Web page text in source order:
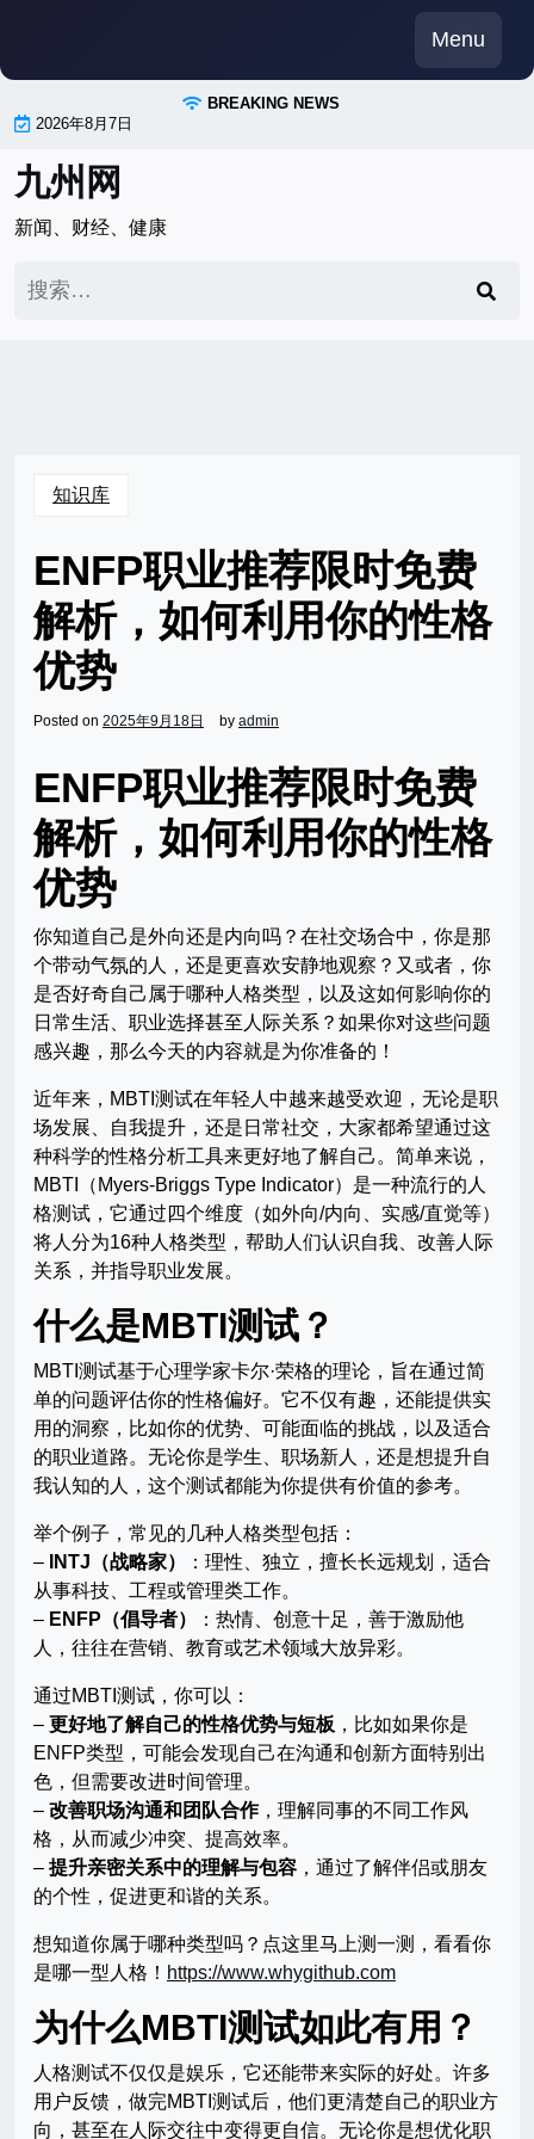
content
Menu
BREAKING NEWS
2026年8月7日
九州网
新闻、财经、健康
索：
知识库
ENFP职业推荐限时免费
解析，如何利用你的性格
优势
Posted on 2025年9月18日 by admin
ENFP职业推荐限时免费
解析，如何利用你的性格
优势
你知道自己是外向还是内向吗？在社交场合中，你是那
个带动气氛的人，还是更喜欢安静地观察？又或者，你
是否好奇自己属于哪种人格类型，以及这如何影响你的
日常生活、职业选择甚至人际关系？如果你对这些问题
感兴趣，那么今天的内容就是为你准备的！
近年来，MBTI测试在年轻人中越来越受欢迎，无论是职
场发展、自我提升，还是日常社交，大家都希望通过这
种科学的性格分析工具来更好地了解自己。简单来说，
MBTI（Myers-Briggs Type Indicator）是一种流行的人
格测试，它通过四个维度（如外向/内向、实感/直觉等）
将人分为16种人格类型，帮助人们认识自我、改善人际
关系，并指导职业发展。
什么是MBTI测试？
MBTI测试基于心理学家卡尔·荣格的理论，旨在通过简
单的问题评估你的性格偏好。它不仅有趣，还能提供实
用的洞察，比如你的优势、可能面临的挑战，以及适合
的职业道路。无论你是学生、职场新人，还是想提升自
我认知的人，这个测试都能为你提供有价值的参考。
举个例子，常见的几种人格类型包括：
–
INTJ（战略家）
：理性、独立，擅长长远规划，适合
从事科技、工程或管理类工作。
– ENFP（倡导者）
：热情、创意十足，善于激励他
人，往往在营销、教育或艺术领域大放异彩。
通过MBTI测试，你可以：
– 更好地了解自己的性格优势与短板 ，比如如果你是
ENFP类型，可能会发现自己在沟通和创新方面特别出
色，但需要改进时间管理。
– 改善职场沟通和团队合作，理解同事的不同工作风
格，从而减少冲突、提高效率。
– 提升亲密关系中的理解与包容 ，通过了解伴侣或朋友
的个性，促进更和谐的关系。
想知道你属于哪种类型吗？点这里马上测一测，看看你
是哪一型人格！ https://www.whygithub.com
为什么MBTI测试如此有用？
人格测试不仅仅是娱乐，它还能带来实际的好处。许多
用户反馈，做完MBTI测试后，他们更清楚自己的职业方
向，甚至在人际交往中变得更自信。无论你是想优化职